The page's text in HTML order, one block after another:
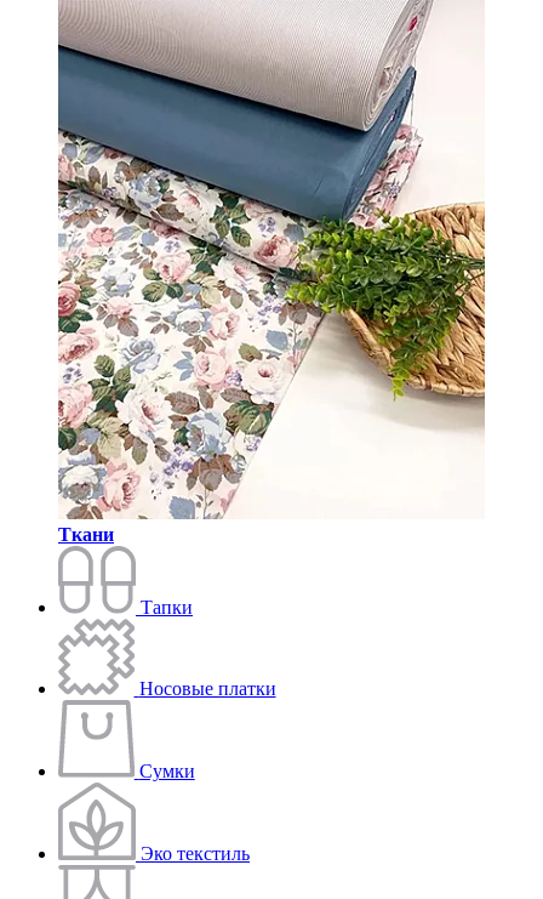
Ткани
Тапки
Носовые платки
Сумки
Эко текстиль